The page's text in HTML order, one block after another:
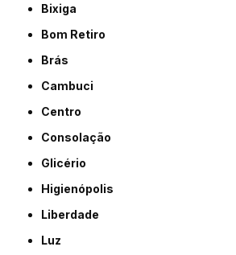
Bixiga
Bom Retiro
Brás
Cambuci
Centro
Consolação
Glicério
Higienópolis
Liberdade
Luz